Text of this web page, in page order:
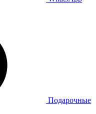
Подарочные